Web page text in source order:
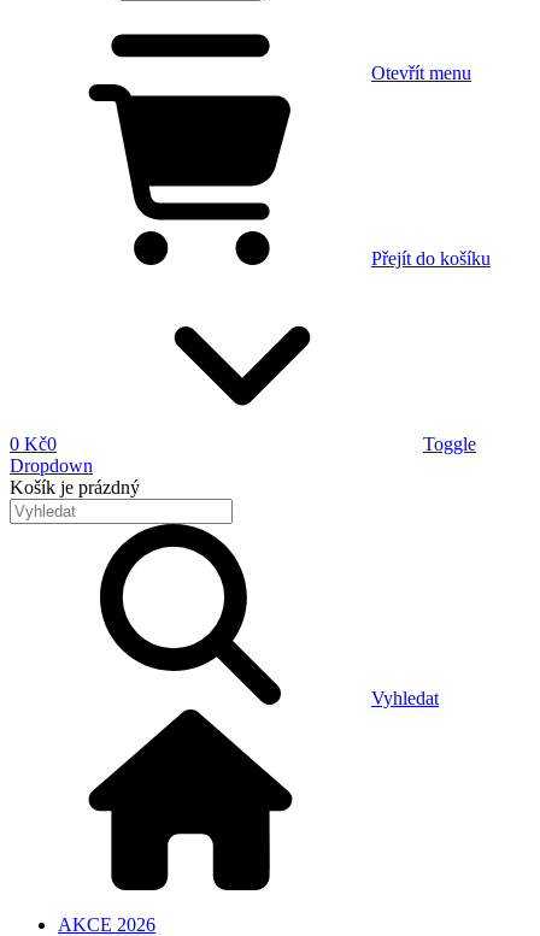
Otevřít menu
Přejít do košíku
0 Kč0
Toggle
Dropdown
Košík je prázdný
Vyhledat
AKCE 2026